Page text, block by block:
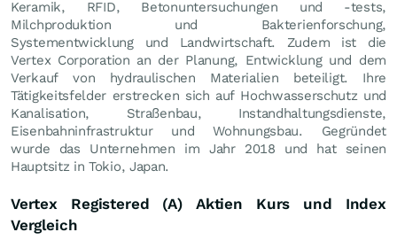
Keramik, RFID, Betonuntersuchungen und -tests,
Milchproduktion und Bakterienforschung,
Systementwicklung und Landwirtschaft. Zudem ist die
Vertex Corporation an der Planung, Entwicklung und dem
Verkauf von hydraulischen Materialien beteiligt. Ihre
Tätigkeitsfelder erstrecken sich auf Hochwasserschutz und
Kanalisation, Straßenbau, Instandhaltungsdienste,
Eisenbahninfrastruktur und Wohnungsbau. Gegründet
wurde das Unternehmen im Jahr 2018 und hat seinen
Hauptsitz in Tokio, Japan.
Vertex Registered (A) Aktien Kurs und Index
Vergleich